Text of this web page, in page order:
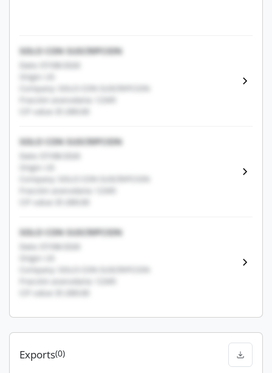
SOLO CON SUSCRIPCION
Date: 07/08/2026
Origin: US
Company: SOLO CON SUSCRIPCION
Fracción arancelaria: 12345
CIF value: $1,000.00
SOLO CON SUSCRIPCION
Date: 07/08/2026
Origin: US
Company: SOLO CON SUSCRIPCION
Fracción arancelaria: 12345
CIF value: $1,000.00
SOLO CON SUSCRIPCION
Date: 07/08/2026
Origin: US
Company: SOLO CON SUSCRIPCION
Fracción arancelaria: 12345
CIF value: $1,000.00
Exports(0)